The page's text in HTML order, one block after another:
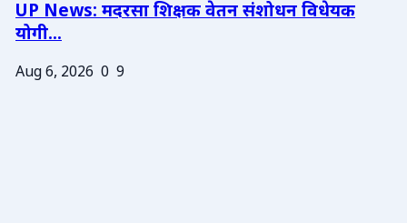
UP News: मदरसा शिक्षक वेतन संशोधन विधेयक
योगी...
Aug 6, 2026 0 9